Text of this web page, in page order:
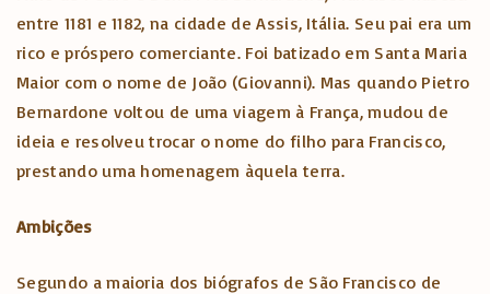
entre 1181 e 1182, na cidade de Assis, Itália. Seu pai era um
rico e próspero comerciante. Foi batizado em Santa Maria
Maior com o nome de João (Giovanni). Mas quando Pietro
Bernardone voltou de uma viagem à França, mudou de
ideia e resolveu trocar o nome do filho para Francisco,
prestando uma homenagem àquela terra.
Ambições
Segundo a maioria dos biógrafos de São Francisco de